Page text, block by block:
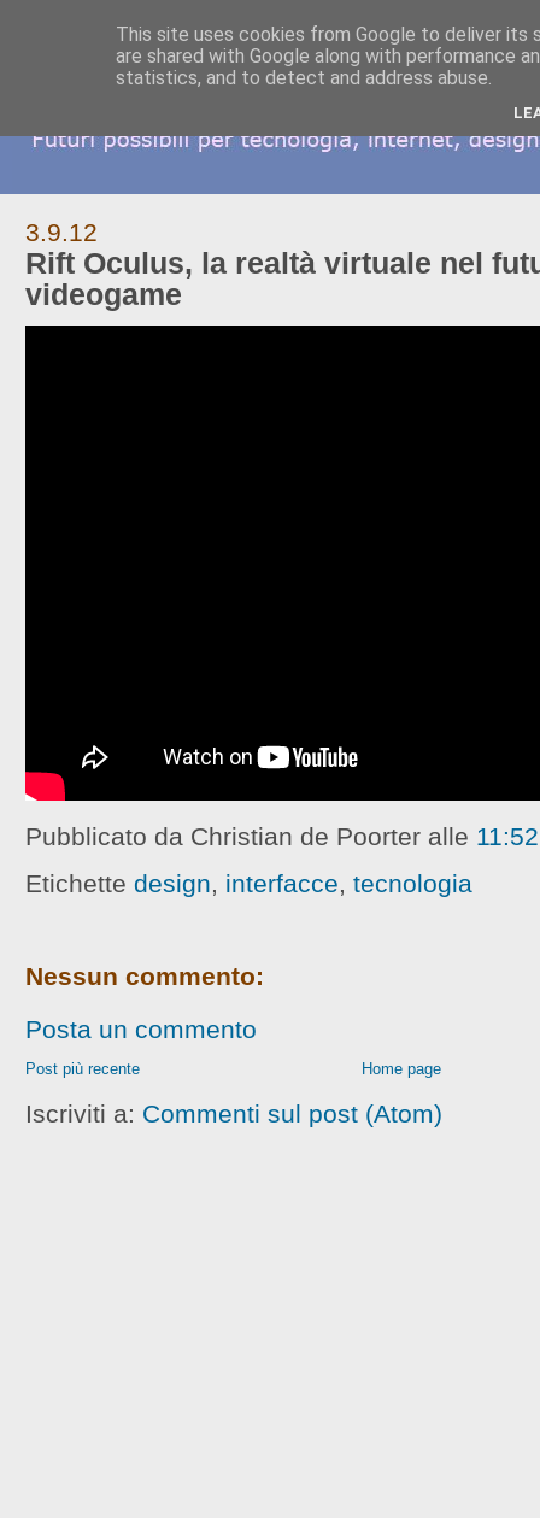
3.9.12
Rift Oculus, la realtà virtuale nel
videogame
Pubblicato da Christian de Poorter alle 11:52
Etichette design, interfacce, tecnologia
Nessun commento:
Posta un commento
Post più recente Home page
Iscriviti a: Commenti sul post (Atom)
This site uses cookies from Google to deliver its
are shared with Google along with performance
statistics, and to detect and address abuse.